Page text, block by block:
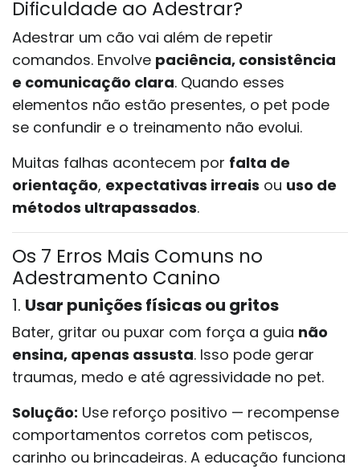
Dificuldade ao Adestrar?
Adestrar um cão vai além de repetir
comandos. Envolve paciência, consistência
e comunicação clara. Quando esses
elementos não estão presentes, o pet pode
se confundir e o treinamento não evolui.
Muitas falhas acontecem por falta de
orientação, expectativas irreais ou uso de
métodos ultrapassados.
Os 7 Erros Mais Comuns no
Adestramento Canino
1. Usar punições físicas ou gritos
Bater, gritar ou puxar com força a guia não
ensina, apenas assusta. Isso pode gerar
traumas, medo e até agressividade no pet.
Solução: Use reforço positivo — recompense
comportamentos corretos com petiscos,
carinho ou brincadeiras. A educação funciona